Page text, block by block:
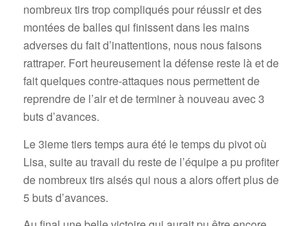
nombreux tirs trop compliqués pour réussir et des
montées de balles qui finissent dans les mains
adverses du fait d’inattentions, nous nous faisons
rattraper. Fort heureusement la défense reste là et de
fait quelques contre-attaques nous permettent de
reprendre de l’air et de terminer à nouveau avec 3
buts d’avances.
Le 3ieme tiers temps aura été le temps du pivot où
Lisa, suite au travail du reste de l’équipe a pu profiter
de nombreux tirs aisés qui nous a alors offert plus de
5 buts d’avances.